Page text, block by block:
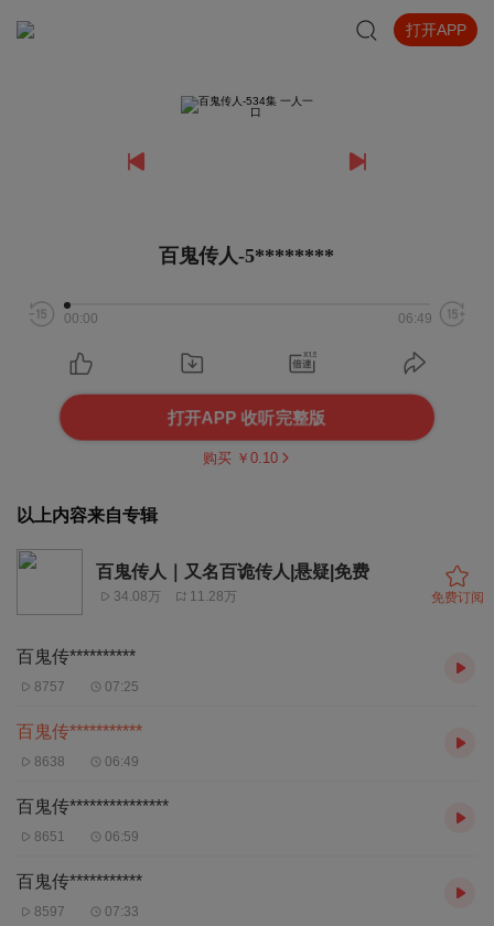
打开APP
百鬼传人-5********
00:00 06:49
打开APP 收听完整版
购买 ￥ 0.10
以上内容来自专辑
百鬼传人｜又名百诡传人|悬疑|免费
34.08万 11.28万 免费订阅
百鬼传**********
8757 07:25
百鬼传***********
8638 06:49
百鬼传***************
8651 06:59
百鬼传***********
8597 07:33